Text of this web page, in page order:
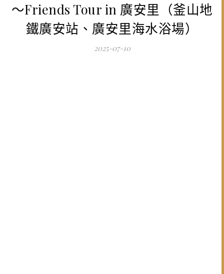
～Friends Tour in 廣安里（釜山地
鐵廣安站、廣安里海水浴場）
2025-07-10